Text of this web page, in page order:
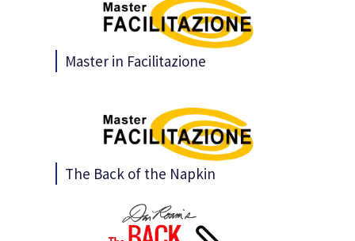
Master in Facilitazione
The Back of the Napkin